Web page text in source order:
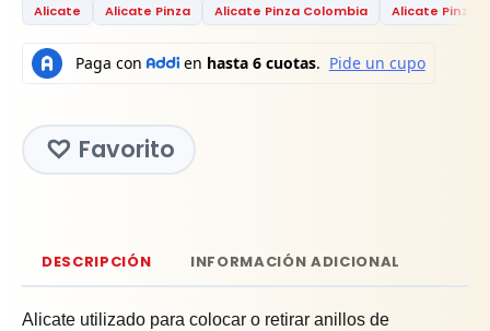
Alicate
Alicate Pinza Alicate Pinza Colombia Alicate Pinza
Favorito
DESCRIPCIÓN INFORMACIÓN ADICIONAL
Alicate utilizado para colocar o retirar anillos de